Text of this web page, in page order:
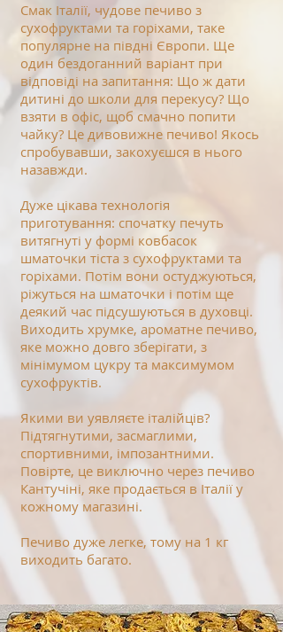
Смак Італії, чудове печиво з
сухофруктами та горіхами, таке
популярне на півдні Європи. Ще
один бездоганний варіант при
відповіді на запитання: Що ж дати
дитині до школи для перекусу? Що
взяти в офіс, щоб смачно попити
чайку? Це дивовижне печиво! Якось
спробувавши, закохуєшся в нього
назавжди.
Дуже цікава технологія
приготування: спочатку печуть
витягнуті у формі ковбасок
шматочки тіста з сухофруктами та
горіхами. Потім вони остуджуються,
ріжуться на шматочки і потім ще
деякий час підсушуються в духовці.
Виходить хрумке, ароматне печиво,
яке можно довго зберігати, з
мінімумом цукру та максимумом
сухофруктів.
Якими ви уявляєте італійців?
Підтягнутими, засмаглими,
спортивними, імпозантними.
Повірте, це виключно через печиво
Кантучіні, яке продається в Італії у
кожному магазині.
Печиво дуже легке, тому на 1 кг
виходить багато.